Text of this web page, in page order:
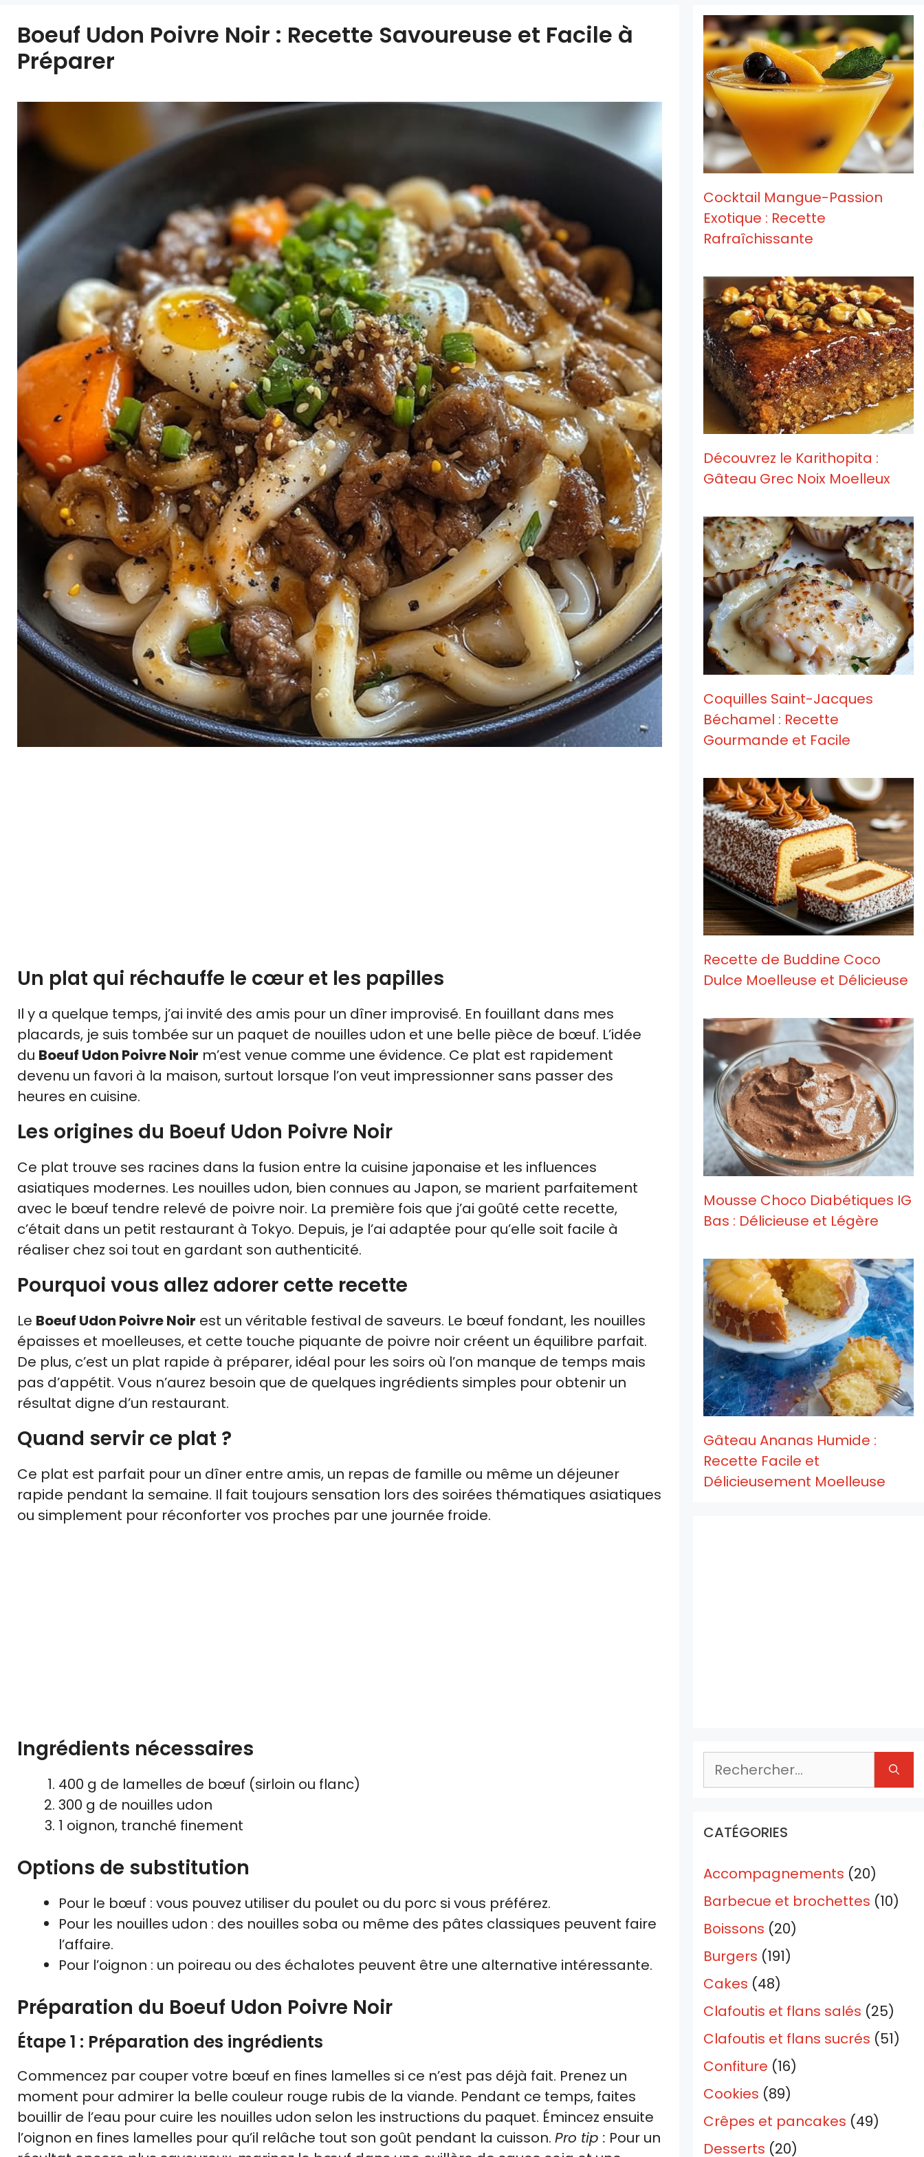
Boeuf Udon Poivre Noir : Recette Savoureuse et Facile à
Préparer
Un plat qui réchauffe le cœur et les papilles
Il y a quelque temps, j’ai invité des amis pour un dîner improvisé. En fouillant dans mes
placards, je suis tombée sur un paquet de nouilles udon et une belle pièce de bœuf. L’idée
du Boeuf Udon Poivre Noir m’est venue comme une évidence. Ce plat est rapidement
devenu un favori à la maison, surtout lorsque l’on veut impressionner sans passer des
heures en cuisine.
Les origines du Boeuf Udon Poivre Noir
Ce plat trouve ses racines dans la fusion entre la cuisine japonaise et les influences
asiatiques modernes. Les nouilles udon, bien connues au Japon, se marient parfaitement
avec le bœuf tendre relevé de poivre noir. La première fois que j’ai goûté cette recette,
c’était dans un petit restaurant à Tokyo. Depuis, je l’ai adaptée pour qu’elle soit facile à
réaliser chez soi tout en gardant son authenticité.
Pourquoi vous allez adorer cette recette
Le Boeuf Udon Poivre Noir est un véritable festival de saveurs. Le bœuf fondant, les nouilles
épaisses et moelleuses, et cette touche piquante de poivre noir créent un équilibre parfait.
De plus, c’est un plat rapide à préparer, idéal pour les soirs où l’on manque de temps mais
pas d’appétit. Vous n’aurez besoin que de quelques ingrédients simples pour obtenir un
résultat digne d’un restaurant.
Quand servir ce plat ?
Ce plat est parfait pour un dîner entre amis, un repas de famille ou même un déjeuner
rapide pendant la semaine. Il fait toujours sensation lors des soirées thématiques asiatiques
ou simplement pour réconforter vos proches par une journée froide.
Ingrédients nécessaires
400 g de lamelles de bœuf (sirloin ou flanc)
300 g de nouilles udon
1 oignon, tranché finement
Options de substitution
Pour le bœuf : vous pouvez utiliser du poulet ou du porc si vous préférez.
Pour les nouilles udon : des nouilles soba ou même des pâtes classiques peuvent faire
l’affaire.
Pour l’oignon : un poireau ou des échalotes peuvent être une alternative intéressante.
Préparation du Boeuf Udon Poivre Noir
Étape 1 : Préparation des ingrédients
Commencez par couper votre bœuf en fines lamelles si ce n’est pas déjà fait. Prenez un
moment pour admirer la belle couleur rouge rubis de la viande. Pendant ce temps, faites
bouillir de l’eau pour cuire les nouilles udon selon les instructions du paquet. Émincez ensuite
l’oignon en fines lamelles pour qu’il relâche tout son goût pendant la cuisson. Pro tip : Pour un
Cocktail Mangue-Passion
Exotique : Recette
Rafraîchissante
Découvrez le Karithopita :
Gâteau Grec Noix Moelleux
Coquilles Saint-Jacques
Béchamel : Recette
Gourmande et Facile
Recette de Buddine Coco
Dulce Moelleuse et Délicieuse
Mousse Choco Diabétiques IG
Bas : Délicieuse et Légère
Gâteau Ananas Humide :
Recette Facile et
Délicieusement Moelleuse
Rechercher :
CATÉGORIES
Accompagnements (20)
Barbecue et brochettes (10)
Boissons (20)
Burgers (191)
Cakes (48)
Clafoutis et flans salés (25)
Clafoutis et flans sucrés (51)
Confiture (16)
Cookies (89)
Crêpes et pancakes (49)
Desserts (20)